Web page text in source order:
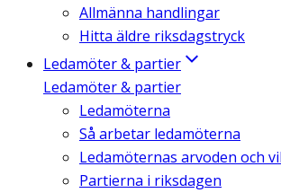
Allmänna handlingar
Hitta äldre riksdagstryck
Ledamöter & partier
Ledamöter & partier
Ledamöterna
Så arbetar ledamöterna
Ledamöternas arvoden och
Partierna i riksdagen